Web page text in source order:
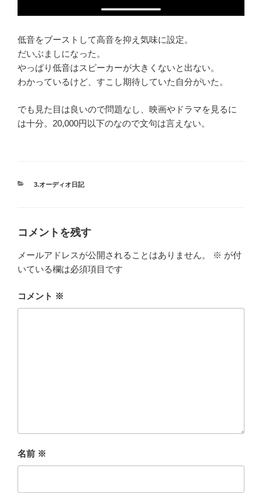
低音をブーストして高音を抑え気味に設定。
だいぶましになった。
やっぱり低音はスピーカーが大きくないと出ない。
わかっているけど、すこし期待していた自分がいた。
でも見た目は良いので問題なし、映画やドラマを見るに
は十分。20,000円以下のなので文句は言えない。
カ
3.オーディオ日記
コメントを残す
メールアドレスが公開されることはありません。 ※ が付
いている欄は必須項目です
コメント ※
名前 ※